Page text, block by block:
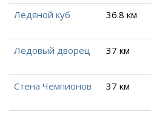
Ледяной куб 36.8 км
Ледовый дворец 37 км
Стена Чемпионов 37 км